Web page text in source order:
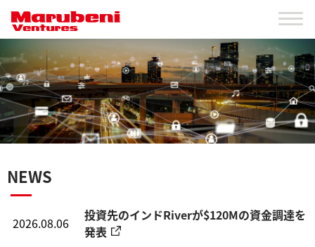
NEWS
2026.08.06
投資先のインドRiverが$120Mの資金調達を
発表